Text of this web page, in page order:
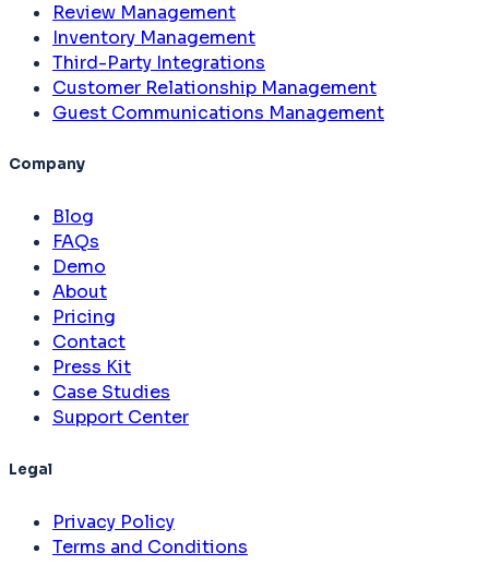
Review Management
Inventory Management
Third-Party Integrations
Customer Relationship Management
Guest Communications Management
Company
Blog
FAQs
Demo
About
Pricing
Contact
Press Kit
Case Studies
Support Center
Legal
Privacy Policy
Terms and Conditions